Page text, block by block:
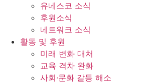
유네스코 소식
후원소식
네트워크 소식
활동 및 후원
미래 변화 대처
교육 격차 완화
사회∙문화 갈등 해소